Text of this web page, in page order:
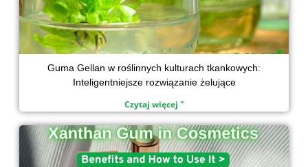
Guma Gellan w roślinnych kulturach tkankowych:
Inteligentniejsze rozwiązanie żelujące
Czytaj więcej "